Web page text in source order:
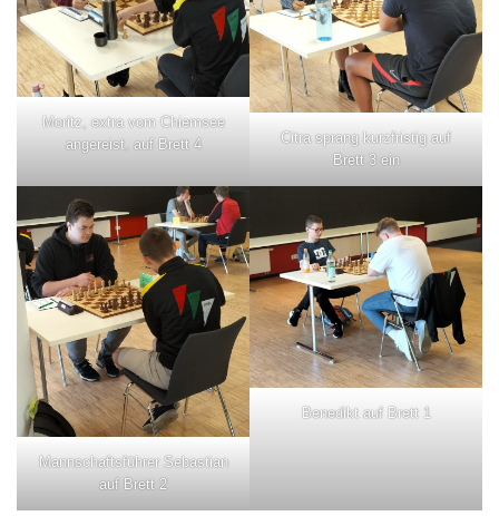
Moritz, extra vom Chiemsee
angereist, auf Brett 4
Citra sprang kurzfristig auf
Brett 3 ein
Mannschaftsführer Sebastian
auf Brett 2
Benedikt auf Brett 1